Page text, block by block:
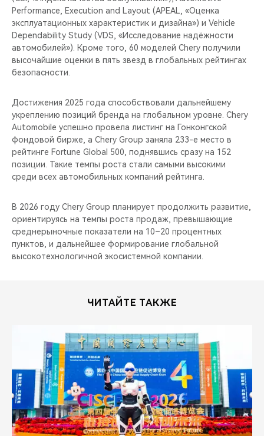
Performance, Execution and Layout (APEAL, «Оценка
эксплуатационных характеристик и дизайна») и Vehicle
Dependability Study (VDS, «Исследование надёжности
автомобилей»). Кроме того, 60 моделей Chery получили
высочайшие оценки в пять звезд в глобальных рейтингах
безопасности.
Достижения 2025 года способствовали дальнейшему
укреплению позиций бренда на глобальном уровне. Chery
Automobile успешно провела листинг на Гонконгской
фондовой бирже, а Chery Group заняла 233-е место в
рейтинге Fortune Global 500, поднявшись сразу на 152
позиции. Такие темпы роста стали самыми высокими
среди всех автомобильных компаний рейтинга.
В 2026 году Chery Group планирует продолжить развитие,
ориентируясь на темпы роста продаж, превышающие
среднерыночные показатели на 10–20 процентных
пунктов, и дальнейшее формирование глобальной
высокотехнологичной экосистемной компании.
ЧИТАЙТЕ ТАКЖЕ